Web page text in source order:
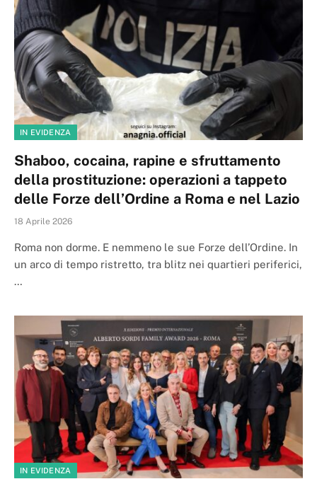
IN EVIDENZA
Shaboo, cocaina, rapine e sfruttamento
della prostituzione: operazioni a tappeto
delle Forze dell’Ordine a Roma e nel Lazio
18 Aprile 2026
Roma non dorme. E nemmeno le sue Forze dell’Ordine. In
un arco di tempo ristretto, tra blitz nei quartieri periferici,
…
IN EVIDENZA